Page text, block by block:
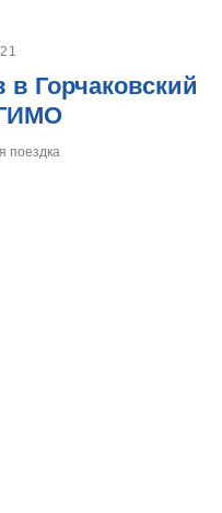
Горчаковский
поездка